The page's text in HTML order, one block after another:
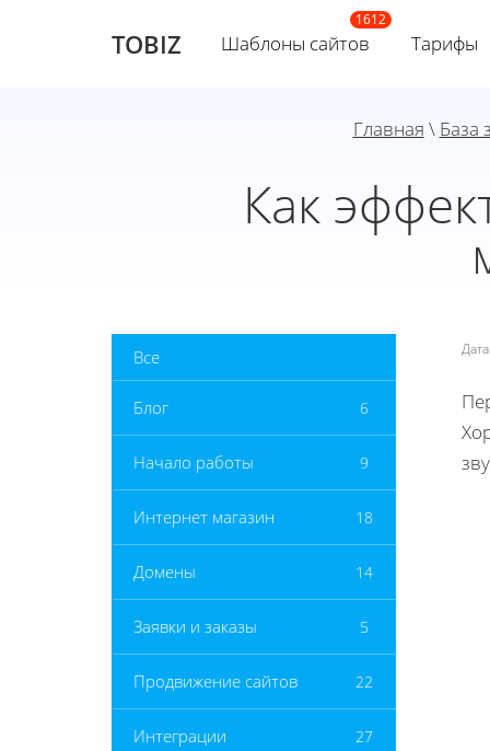
TOBIZ Шаблоны сайтов Тарифы
Главная \ База
Как
Все
Блог 6
Начало работы 9
Интернет магазин 18
Домены 14
Заявки и заказы 5
Продвижение сайтов 22
Интеграции 27